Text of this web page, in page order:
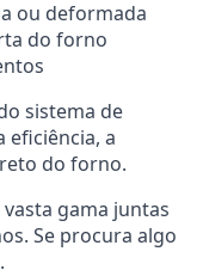
ou deformada
do forno
sistema de
eficiência, a
do forno.
gama juntas
Se procura algo
.